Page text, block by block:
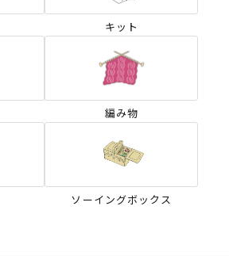
キット
編み物
ソーイングボックス